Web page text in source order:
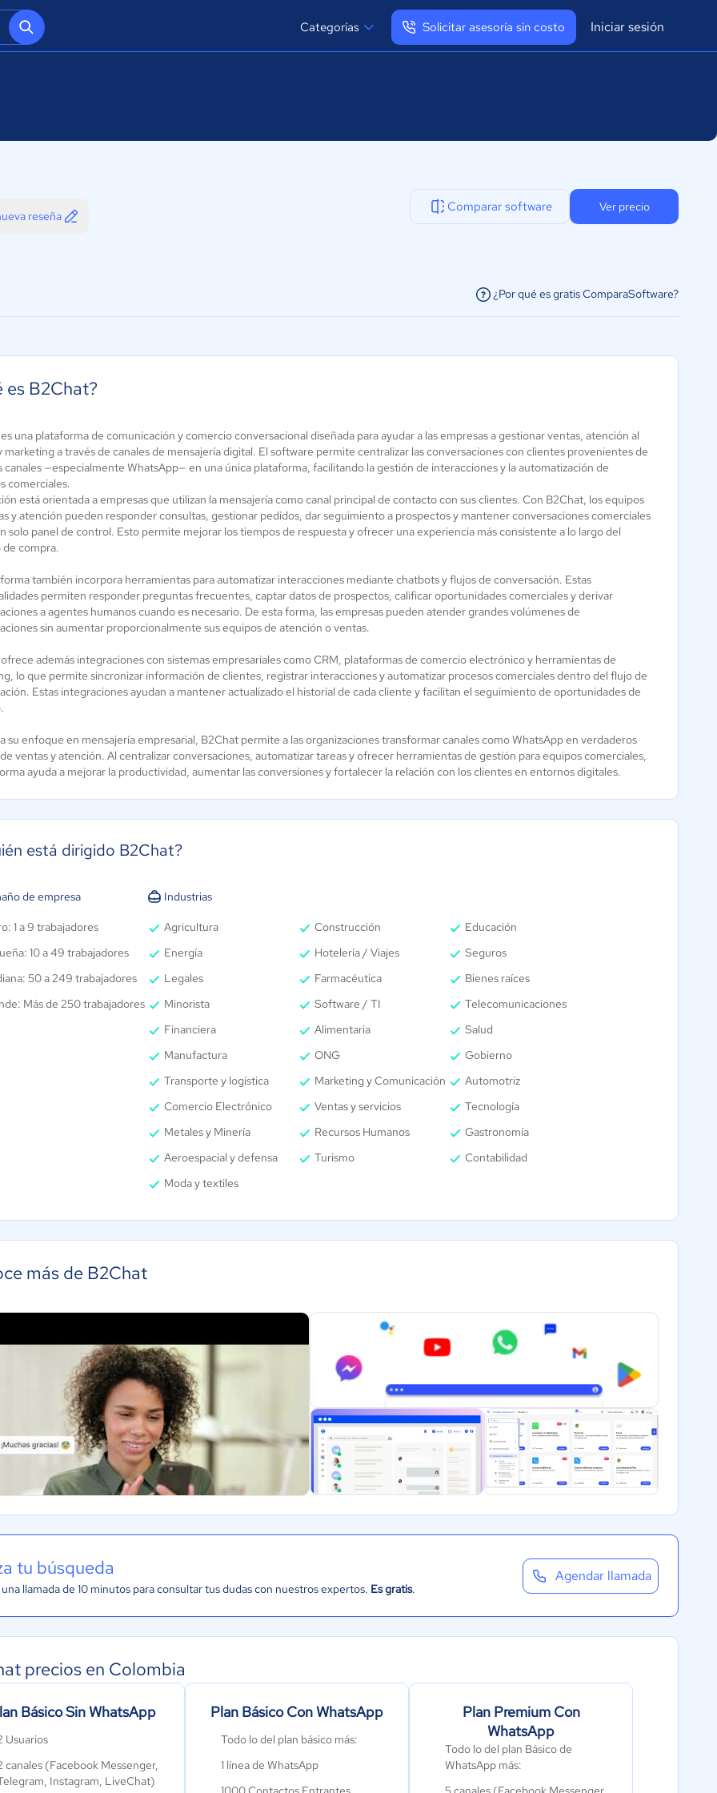
Categorías Solicitar asesoría sin costo Iniciar sesión
reseña
Comparar software Ver precio
¿Por qué es gratis ComparaSoftware?
AI
4.6 / 5
mIAgenda
Aún sin
Conversica
Aún sin
Respond.io
Aún sin
es B2Chat?
una plataforma de comunicación y comercio conversacional diseñada para ayudar a las empresas a gestionar ventas, atención al
marketing a través de canales de mensajería digital. El software permite centralizar las conversaciones con clientes provenientes de
canales —especialmente WhatsApp— en una única plataforma, facilitando la gestión de interacciones y la automatización de
comerciales.
está orientada a empresas que utilizan la mensajería como canal principal de contacto con sus clientes. Con B2Chat, los equipos
y atención pueden responder consultas, gestionar pedidos, dar seguimiento a prospectos y mantener conversaciones comerciales
solo panel de control. Esto permite mejorar los tiempos de respuesta y ofrecer una experiencia más consistente a lo largo del
de compra.
también incorpora herramientas para automatizar interacciones mediante chatbots y flujos de conversación. Estas
permiten responder preguntas frecuentes, captar datos de prospectos, calificar oportunidades comerciales y derivar
a agentes humanos cuando es necesario. De esta forma, las empresas pueden atender grandes volúmenes de
sin aumentar proporcionalmente sus equipos de atención o ventas.
además integraciones con sistemas empresariales como CRM, plataformas de comercio electrónico y herramientas de
lo que permite sincronizar información de clientes, registrar interacciones y automatizar procesos comerciales dentro del flujo de
Estas integraciones ayudan a mantener actualizado el historial de cada cliente y facilitan el seguimiento de oportunidades de
su enfoque en mensajería empresarial, B2Chat permite a las organizaciones transformar canales como WhatsApp en verdaderos
ventas y atención. Al centralizar conversaciones, automatizar tareas y ofrecer herramientas de gestión para equipos comerciales,
ayuda a mejorar la productividad, aumentar las conversiones y fortalecer la relación con los clientes en entornos digitales.
está dirigido B2Chat?
de empresa
1 a 9 trabajadores
10 a 49 trabajadores
50 a 249 trabajadores
Más de 250 trabajadores
Industrias
Agricultura Construcción
Educación
Energía
Hotelería / Viajes
Seguros
Legales
Farmacéutica
Bienes raíces
Minorista
Software / TI
Telecomunicaciones
Financiera
Alimentaria
Salud
Manufactura
ONG
Gobierno
Transporte y logística
Marketing y Comunicación
Automotriz
Comercio Electrónico
Ventas y servicios
Tecnología
Metales y Minería
Recursos Humanos
Gastronomía
Aeroespacial y defensa
Turismo
Contabilidad
Moda y textiles
más de B2Chat
tu búsqueda
llamada de 10 minutos para consultar tus dudas con nuestros expertos. Es gratis.
Agendar llamada
precios en Colombia
Básico Sin WhatsApp
Usuarios
canales (Facebook Messenger,
Instagram, LiveChat)
Plan Básico Con WhatsApp
Todo lo del plan básico más:
1 línea de WhatsApp
Plan Premium Con
WhatsApp
Todo lo del plan Básico de
WhatsApp más: